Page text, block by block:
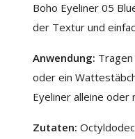
Boho Eyeliner 05
der Textur und
Anwendung:
oder ein
Eyeliner alleine oder
Zutaten: